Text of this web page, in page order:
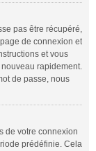
pas être récupéré,
de connexion et
et vous
rapidement.
de passe, nous
de votre connexion
prédéfinie. Cela